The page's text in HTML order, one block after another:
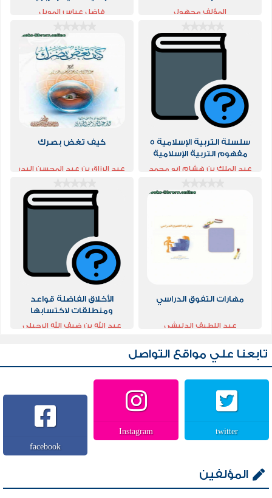
المؤلف مجهول فاضل عباس المويل
سلسلة التربية الإسلامية 5
مفهوم التربية الإسلامية
عبد الملك بن هشام ابو محمد
كيف تغض بصرك
عبد الرزاق بن عبد المحسن البدر
مهارات التفوق الدراسي
عبد اللطيف الدليشي
الأخلاق الفاضلة قواعد
ومنطلقات لاكتسابها
عبد الله بن ضيف الله الرحيلي
تابعنا علي مواقع التواصل
twitter
Instagram
facebook
المؤلفين